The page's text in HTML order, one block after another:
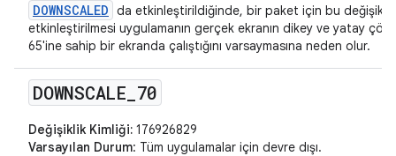
DOWNSCALED da etkinleştirildiğinde, bir paket için bu
etkinleştirilmesi uygulamanın gerçek ekranın dikey ve yatay
65'ine sahip bir ekranda çalıştığını varsaymasına neden olur.
DOWNSCALE 70
Değişiklik Kimliği: 176926829
Varsayılan Durum: Tüm uygulamalar için devre dışı.